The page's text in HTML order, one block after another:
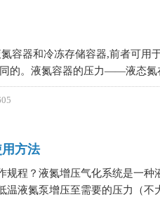
容器和冷冻存储容器,前者可用
的。液氮容器的压力——液态氮
方法
规程？液氮增压气化系统是一
温液氮泵增压至需要的压力（